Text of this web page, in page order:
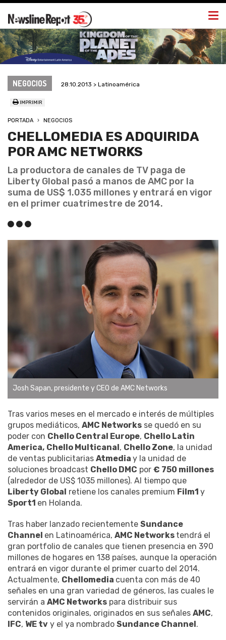
NEGOCIOS 28.10.2013 > Latinoamérica
IMPRIMIR
PORTADA NEGOCIOS
CHELLOMEDIA ES ADQUIRIDA
POR AMC NETWORKS
La productora de canales de TV paga de
Liberty Global pasó a manos de AMC por la
suma de US$ 1.035 millones y entrará en vigor
en el primer cuatrimestre de 2014.
Josh Sapan, presidente y CEO de AMC Networks
Tras varios meses en el mercado e interés de múltiples
grupos mediáticos, AMC Networks se quedó en su
poder con Chello Central Europe, Chello Latin
America, Chello Multicanal, Chello Zone, la unidad
de ventas publicitarias Atmedia y la unidad de
soluciones broadcast Chello DMC por € 750 millones
(alrededor de US$ 1035 millones). Al tiempo que
Liberty Global retiene los canales premium Film1 y
Sport1 en Holanda.
Tras haber lanzado recientemente Sundance
Channel en Latinoamérica, AMC Networks tendrá el
gran portfolio de canales que tienen presencia en 390
millones de hogares en 138 países, aunque la operación
entrará en vigor durante el primer cuarto del 2014.
Actualmente, Chellomedia cuenta con más de 40
señales en una gran variedad de géneros, las cuales le
servirán a AMC Networks para distribuir sus
contenidos originales, originados en sus señales AMC,
IFC, WE tv y el ya nombrado Sundance Channel.